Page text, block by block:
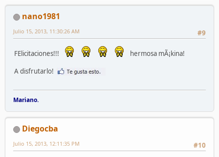
nano1981
#9
Julio 15, 2013, 11:30:26 AM
FElicitaciones!!!
hermosa mÃ¡kina!
A disfrutarlo!
Mariano.
Diegocba
#10
Julio 15, 2013, 12:11:35 PM